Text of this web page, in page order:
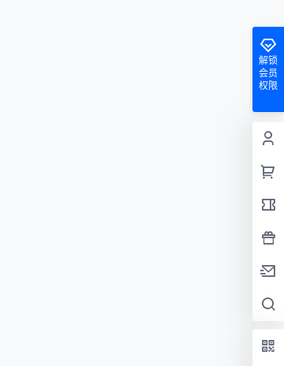
解锁
会员
权限